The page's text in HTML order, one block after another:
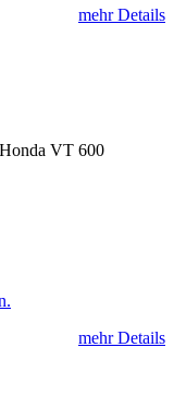
mehr Details
VT 600
mehr Details